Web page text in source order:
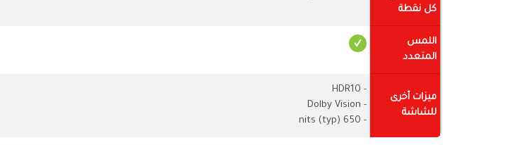
كل نقطة
اللمس
المتعدد
ميزات أخرى
للشاشة
- HDR10
- Dolby Vision
- 650 nits (typ)